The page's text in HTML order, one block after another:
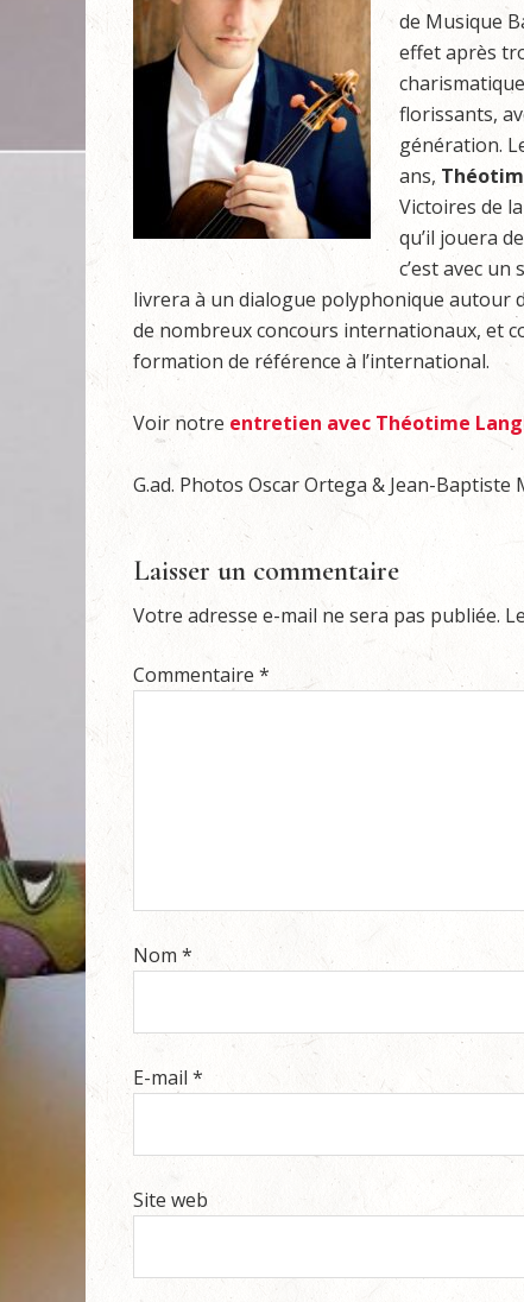
de Musique
effet après
florissants,
génération.
ans,
Victoires de
qu’il jouera
c’est avec un
livrera à un dialogue polyphonique autour
de nombreux concours internationaux, et
formation de référence à l’international.
Voir notre entretien avec Théotime
G.ad. Photos Oscar Ortega & Jean-Baptiste
Laisser un commentaire
Votre adresse e-mail ne sera pas publiée.
Commentaire *
Nom *
E-mail *
Site web